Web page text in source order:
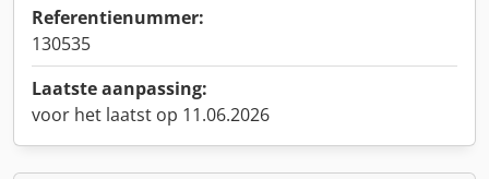
Referentienummer:
130535
Laatste aanpassing:
voor het laatst op 11.06.2026